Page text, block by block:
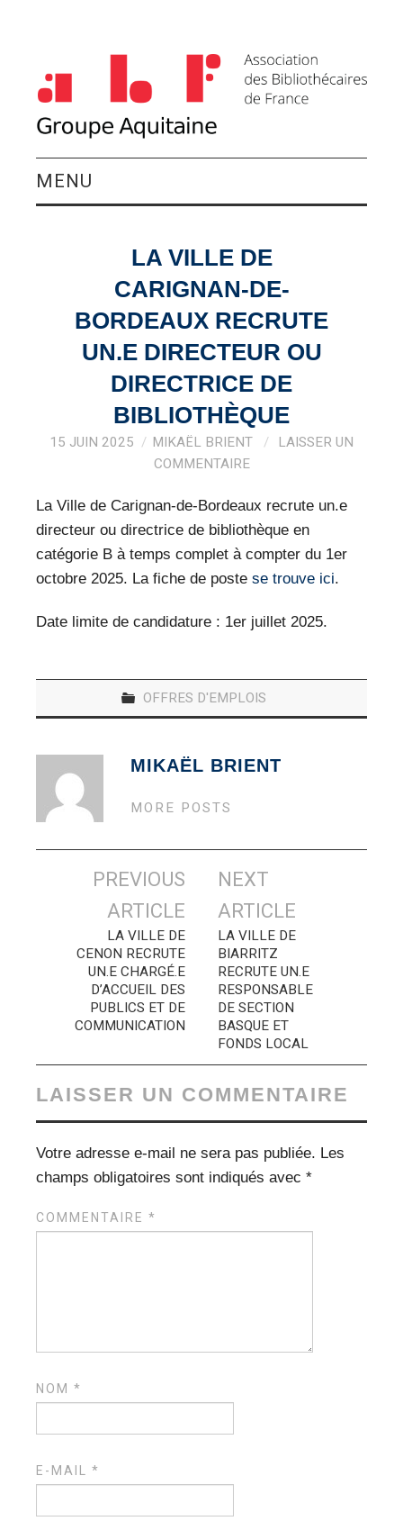
MENU
ACTIVITÉS DU
GROUPE
AGENDA
VEILLE PRO
RESSOURCES
OFFRES D’EMPLOIS
LA VILLE DE
CARIGNAN-DE-
BORDEAUX RECRUTE
UN.E DIRECTEUR OU
DIRECTRICE DE
BIBLIOTHÈQUE
15 JUIN 2025 MIKAËL BRIENT
LAISSER UN
COMMENTAIRE
La Ville de Carignan-de-Bordeaux recrute un.e
directeur ou directrice de bibliothèque en
catégorie B à temps complet à compter du 1er
octobre 2025. La fiche de postese trouve ici.
Date limite de candidature : 1er juillet 2025.
OFFRES D'EMPLOIS
MIKAËL BRIENT
MORE POSTS
Navigation
articles
PREVIOUS
ARTICLE
LA VILLE DE
CENON RECRUTE
UN.E CHARGÉ.E
D’ACCUEIL DES
PUBLICS ET DE
COMMUNICATION
NEXT
ARTICLE
LA VILLE DE
BIARRITZ
RECRUTE UN.E
RESPONSABLE
DE SECTION
BASQUE ET
FONDS LOCAL
LAISSER UN COMMENTAIRE
Votre adresse e-mail ne sera pas publiée. Les
champs obligatoires sont indiqués avec*
COMMENTAIRE*
NOM*
E-MAIL*